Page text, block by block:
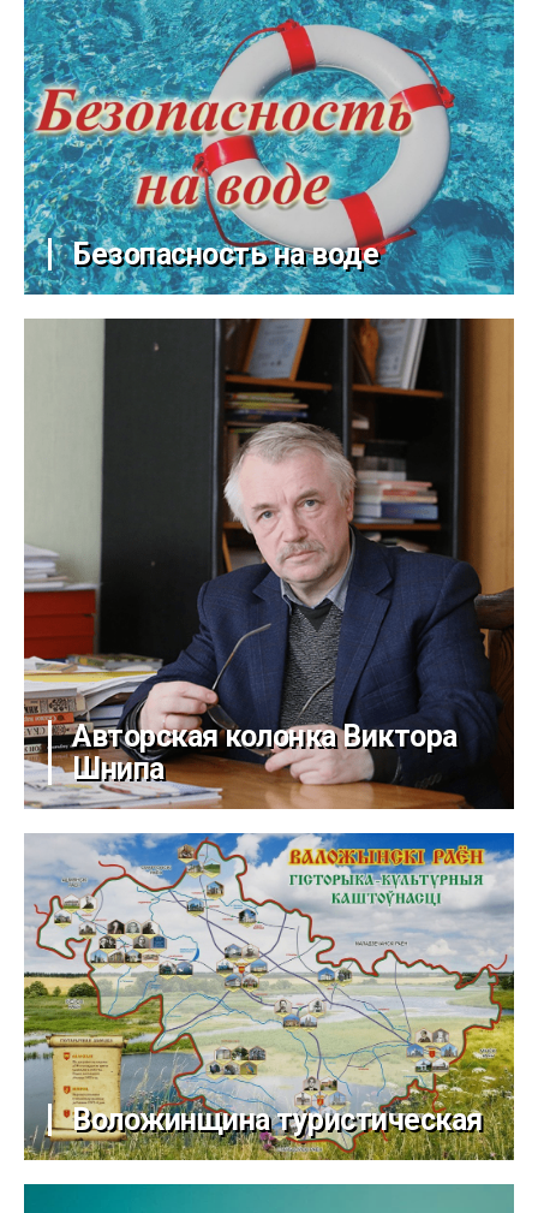
Безопасность на воде
Авторская колонка Виктора
Шнипа
Воложинщина туристическая